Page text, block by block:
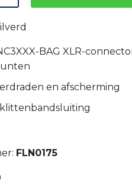
BAG XLR-
en afscherming
FLN0175